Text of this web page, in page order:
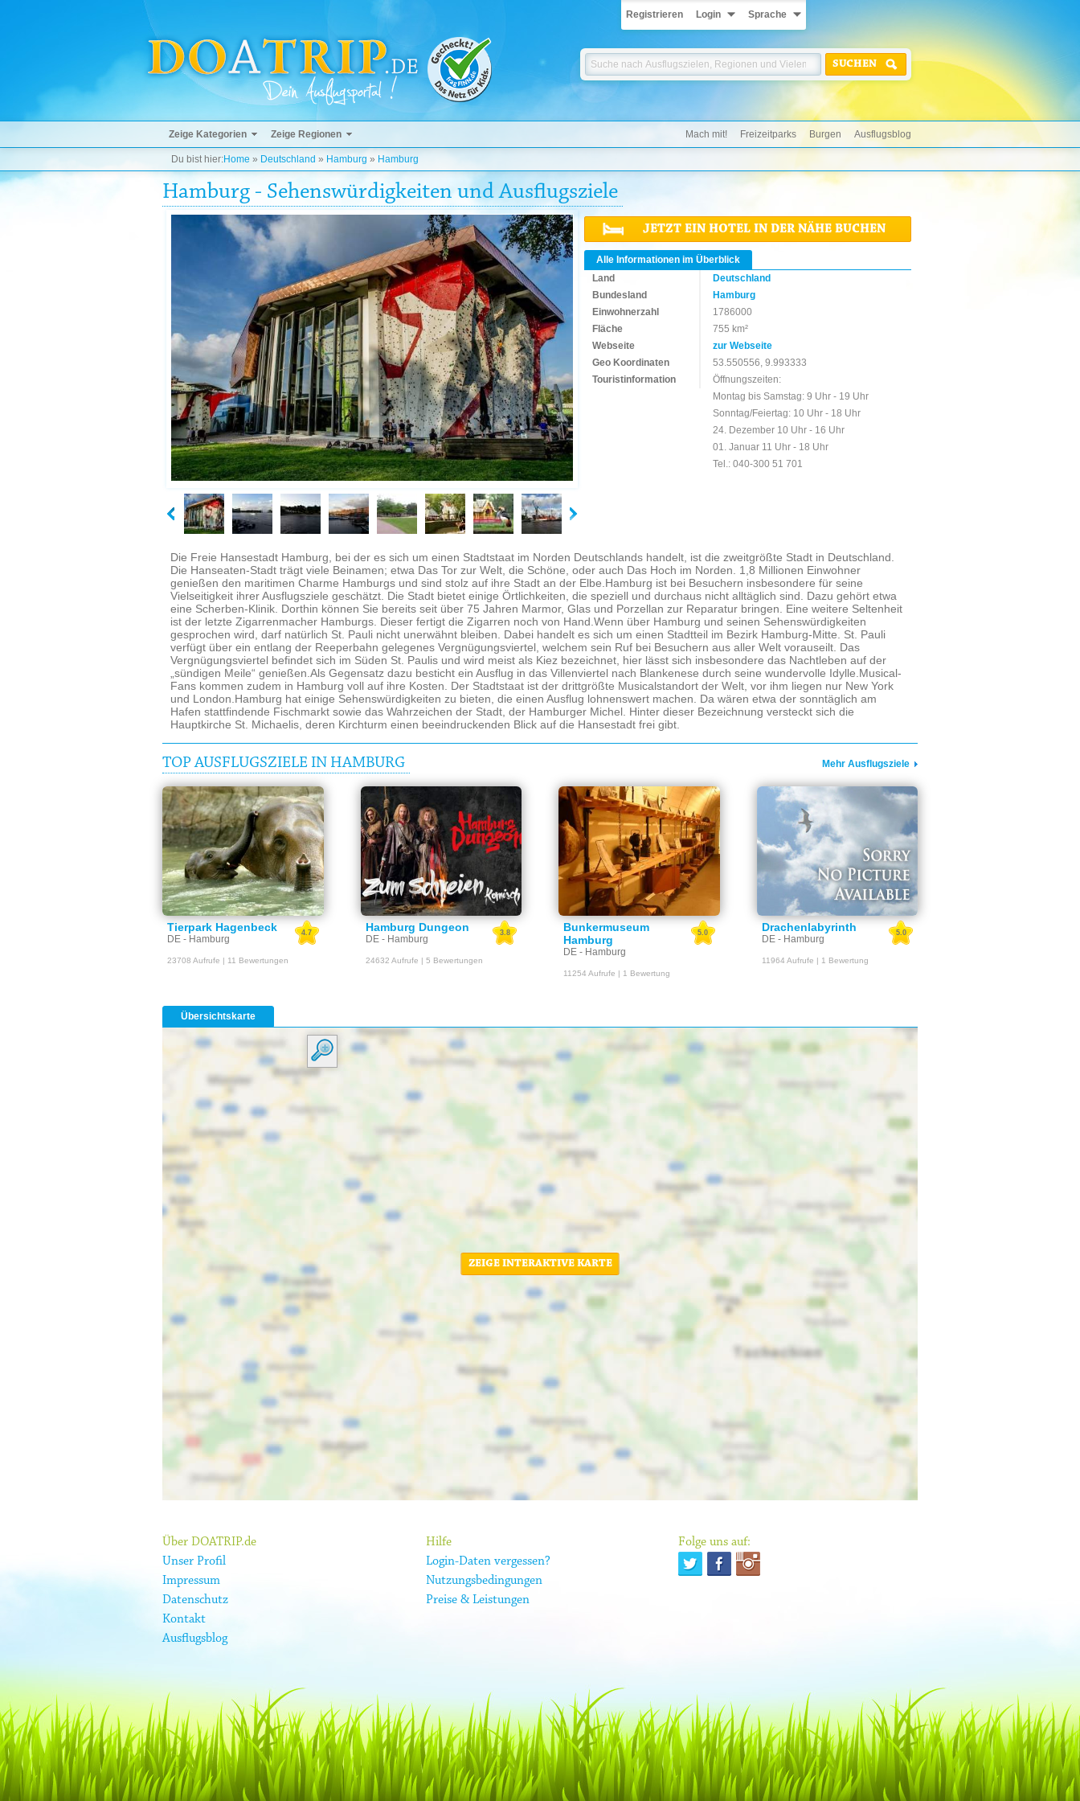
Registrieren Login Sprache
SUCHEN
Zeige Kategorien Zeige Regionen Mach mit! Freizeitparks Burgen Ausflugsblog
Du bist hier:Home » Deutschland » Hamburg » Hamburg
Hamburg - Sehenswürdigkeiten und Ausflugsziele
JETZT EIN HOTEL IN DER NÄHE BUCHEN
Alle Informationen im Überblick
Land
Deutschland
Bundesland
Hamburg
Einwohnerzahl
1786000
Fläche
755 km²
Webseite
zur Webseite
Geo Koordinaten
53.550556, 9.993333
Touristinformation
Öffnungszeiten:
Montag bis Samstag: 9 Uhr - 19 Uhr
Sonntag/Feiertag: 10 Uhr - 18 Uhr
24. Dezember 10 Uhr - 16 Uhr
01. Januar 11 Uhr - 18 Uhr
Tel.: 040-300 51 701
Die Freie Hansestadt Hamburg, bei der es sich um einen Stadtstaat im Norden Deutschlands handelt, ist die zweitgrößte Stadt in Deutschland.
Die Hanseaten-Stadt trägt viele Beinamen; etwa Das Tor zur Welt, die Schöne, oder auch Das Hoch im Norden. 1,8 Millionen Einwohner
genießen den maritimen Charme Hamburgs und sind stolz auf ihre Stadt an der Elbe.Hamburg ist bei Besuchern insbesondere für seine
Vielseitigkeit ihrer Ausflugsziele geschätzt. Die Stadt bietet einige Örtlichkeiten, die speziell und durchaus nicht alltäglich sind. Dazu gehört etwa
eine Scherben-Klinik. Dorthin können Sie bereits seit über 75 Jahren Marmor, Glas und Porzellan zur Reparatur bringen. Eine weitere Seltenheit
ist der letzte Zigarrenmacher Hamburgs. Dieser fertigt die Zigarren noch von Hand.Wenn über Hamburg und seinen Sehenswürdigkeiten
gesprochen wird, darf natürlich St. Pauli nicht unerwähnt bleiben. Dabei handelt es sich um einen Stadtteil im Bezirk Hamburg-Mitte. St. Pauli
verfügt über ein entlang der Reeperbahn gelegenes Vergnügungsviertel, welchem sein Ruf bei Besuchern aus aller Welt vorauseilt. Das
Vergnügungsviertel befindet sich im Süden St. Paulis und wird meist als Kiez bezeichnet, hier lässt sich insbesondere das Nachtleben auf der
„sündigen Meile“ genießen.Als Gegensatz dazu besticht ein Ausflug in das Villenviertel nach Blankenese durch seine wundervolle Idylle.Musical-
Fans kommen zudem in Hamburg voll auf ihre Kosten. Der Stadtstaat ist der drittgrößte Musicalstandort der Welt, vor ihm liegen nur New York
und London.Hamburg hat einige Sehenswürdigkeiten zu bieten, die einen Ausflug lohnenswert machen. Da wären etwa der sonntäglich am
Hafen stattfindende Fischmarkt sowie das Wahrzeichen der Stadt, der Hamburger Michel. Hinter dieser Bezeichnung versteckt sich die
Hauptkirche St. Michaelis, deren Kirchturm einen beeindruckenden Blick auf die Hansestadt frei gibt.
TOP AUSFLUGSZIELE IN HAMBURG Mehr Ausflugsziele
Tierpark Hagenbeck
DE - Hamburg
4.7
23708 Aufrufe | 11 Bewertungen
Hamburg Dungeon
DE - Hamburg
3.8
24632 Aufrufe | 5 Bewertungen
Bunkermuseum
Hamburg
DE - Hamburg
5.0
11254 Aufrufe | 1 Bewertung
Drachenlabyrinth
DE - Hamburg
5.0
11964 Aufrufe | 1 Bewertung
Übersichtskarte
ZEIGE INTERAKTIVE KARTE
Über DOATRIP.de
Unser Profil
Impressum
Datenschutz
Kontakt
Ausflugsblog
Hilfe
Login-Daten vergessen?
Nutzungsbedingungen
Preise & Leistungen
Folge uns auf: